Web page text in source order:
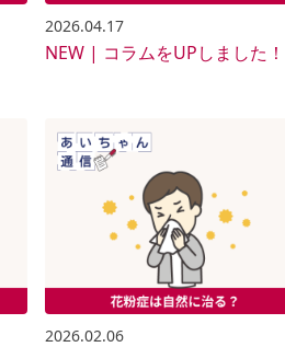
2026.04.17
NEW | コラムをUPしました！
2026.02.06